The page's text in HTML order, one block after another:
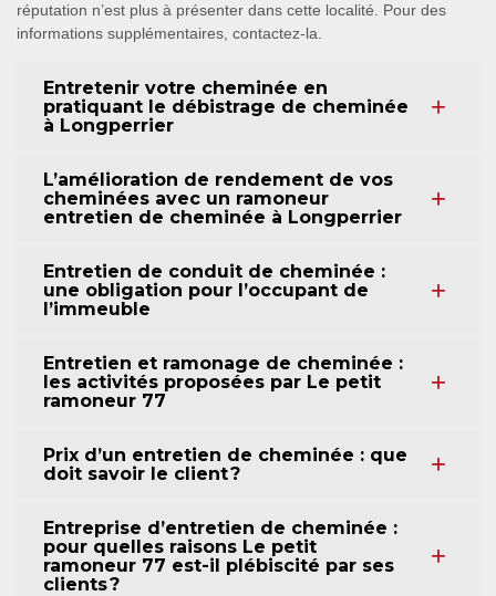
réputation n’est plus à présenter dans cette localité. Pour des
informations supplémentaires, contactez-la.
Entretenir votre cheminée en
pratiquant le débistrage de cheminée
à Longperrier
L’amélioration de rendement de vos
cheminées avec un ramoneur
entretien de cheminée à Longperrier
Entretien de conduit de cheminée :
une obligation pour l’occupant de
l’immeuble
Entretien et ramonage de cheminée :
les activités proposées par Le petit
ramoneur 77
Prix d’un entretien de cheminée : que
doit savoir le client ?
Entreprise d’entretien de cheminée :
pour quelles raisons Le petit
ramoneur 77 est-il plébiscité par ses
clients ?